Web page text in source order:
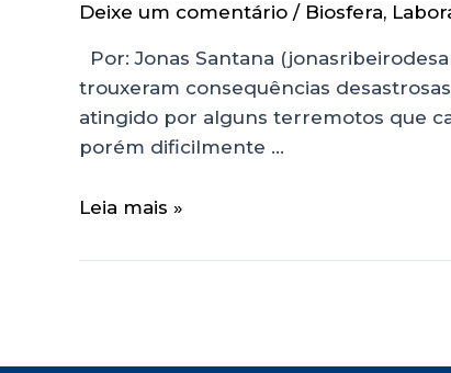
Deixe um comentário / Biosfera,
Por: Jonas Santana
trouxeram consequências
atingido por alguns terremotos que
porém dificilmente …
Leia mais »